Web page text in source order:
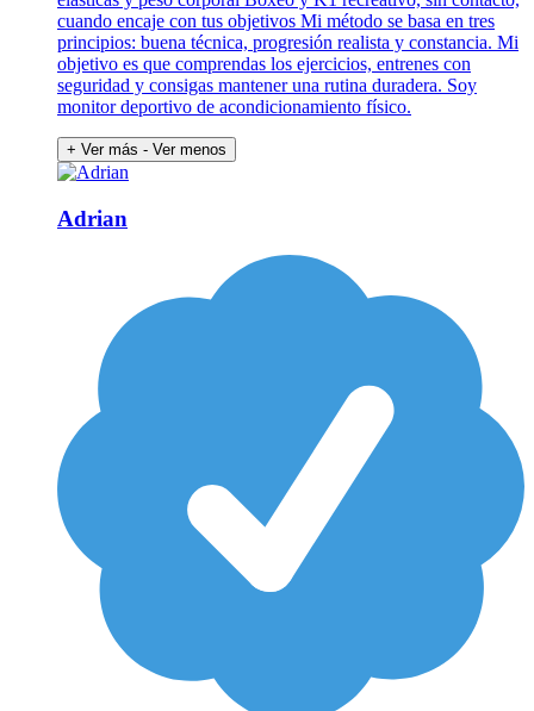
cuando encaje con tus objetivos Mi método se basa en tres
principios: buena técnica, progresión realista y constancia. Mi
objetivo es que comprendas los ejercicios, entrenes con
seguridad y consigas mantener una rutina duradera. Soy
monitor deportivo de acondicionamiento físico.
+ Ver más - Ver menos
Adrian